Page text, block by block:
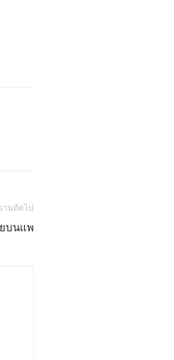
มถัดไป
บนแพ